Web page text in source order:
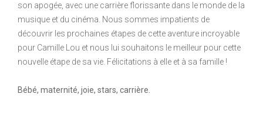
son apogée, avec une carrière florissante dans le monde de la
musique et du cinéma. Nous sommes impatients de
découvrir les prochaines étapes de cette aventure incroyable
pour Camille Lou et nous lui souhaitons le meilleur pour cette
nouvelle étape de sa vie. Félicitations à elle et à sa famille !
Bébé, maternité, joie, stars, carrière.